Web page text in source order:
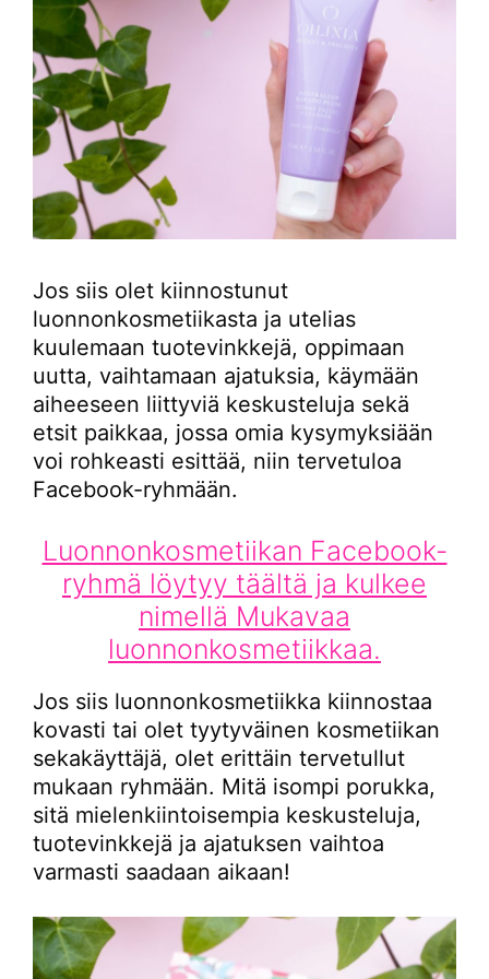
Jos siis olet kiinnostunut
luonnonkosmetiikasta ja utelias
kuulemaan tuotevinkkejä, oppimaan
uutta, vaihtamaan ajatuksia, käymään
aiheeseen liittyviä keskusteluja sekä
etsit paikkaa, jossa omia kysymyksiään
voi rohkeasti esittää, niin tervetuloa
Facebook-ryhmään.
Luonnonkosmetiikan Facebook-
ryhmä löytyy täältä ja kulkee
nimellä Mukavaa
luonnonkosmetiikkaa.
Jos siis luonnonkosmetiikka kiinnostaa
kovasti tai olet tyytyväinen kosmetiikan
sekakäyttäjä, olet erittäin tervetullut
mukaan ryhmään. Mitä isompi porukka,
sitä mielenkiintoisempia keskusteluja,
tuotevinkkejä ja ajatuksen vaihtoa
varmasti saadaan aikaan!